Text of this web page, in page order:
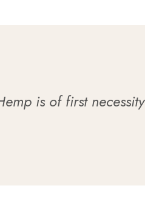
is of first